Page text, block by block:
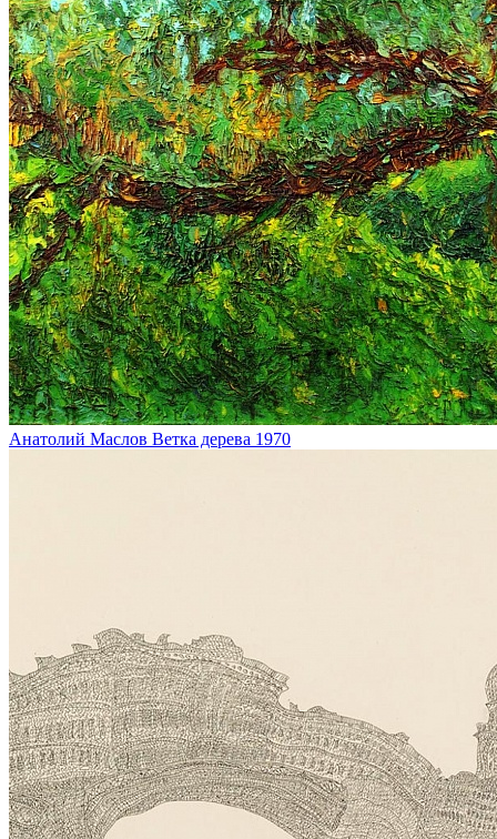
Анатолий Маслов Ветка дерева 1970